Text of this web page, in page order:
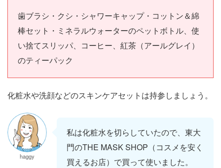
歯ブラシ・クシ・シャワーキャップ・コットン＆綿
棒セット・ミネラルウォーターのペットボトル、使
い捨てスリッパ、コーヒー、紅茶（アールグレイ）
のティーパック
化粧水や洗顔などのスキンケアセットは持参しましょう。
haggy
私は化粧水を切らしていたので、東大
門のTHE MASK SHOP（コスメを安く
買えるお店）で買って使いました。